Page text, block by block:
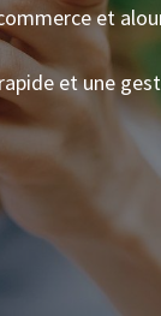
et
et une